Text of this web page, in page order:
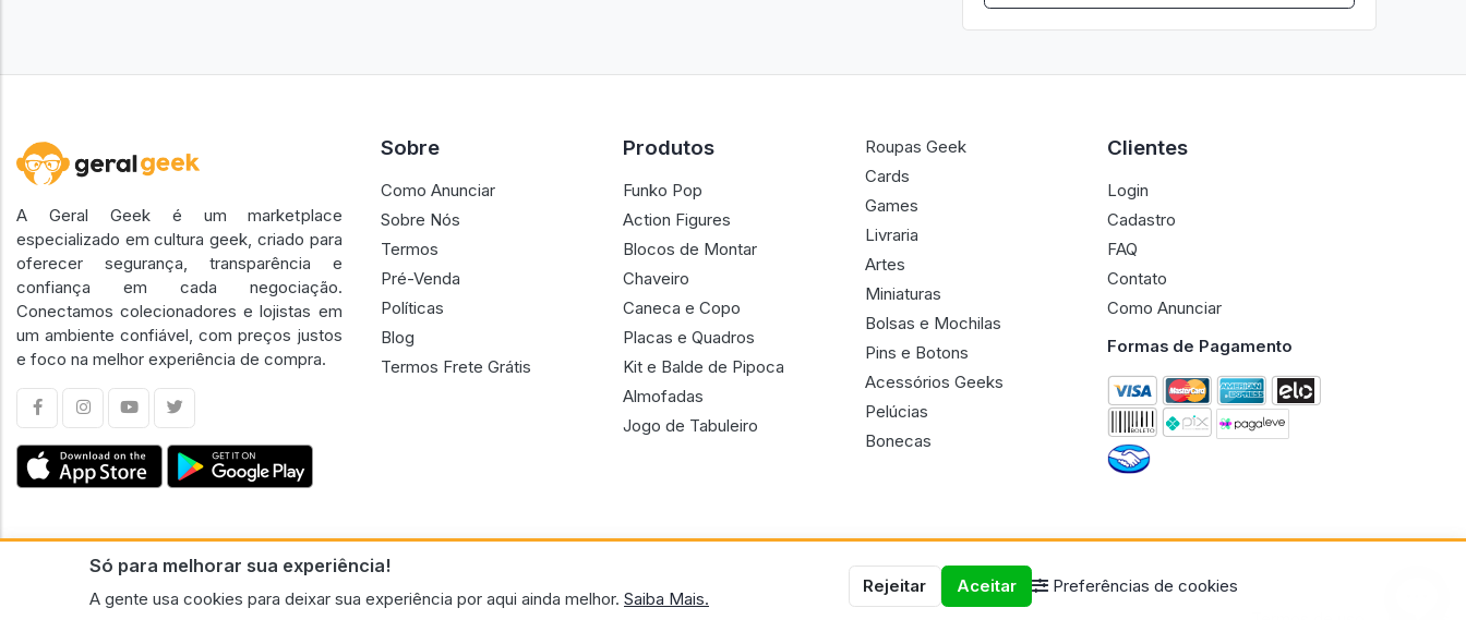
Só para melhorar sua experiência!
A gente usa cookies para deixar sua experiência por aqui ainda melhor. Saiba Mais.
Rejeitar Aceitar Preferências de cookies
A Geral Geek é um marketplace
especializado em cultura geek, criado para
oferecer segurança, transparência e
confiança em cada negociação.
Conectamos colecionadores e lojistas em
um ambiente confiável, com preços justos
e foco na melhor experiência de compra.
Sobre
Como Anunciar
Sobre Nós
Termos
Pré-Venda
Políticas
Blog
Termos Frete Grátis
Produtos
Funko Pop
Action Figures
Blocos de Montar
Chaveiro
Caneca e Copo
Placas e Quadros
Kit e Balde de Pipoca
Almofadas
Jogo de Tabuleiro
Roupas Geek
Cards
Games
Livraria
Artes
Miniaturas
Bolsas e Mochilas
Pins e Botons
Acessórios Geeks
Pelúcias
Bonecas
Clientes
Login
Cadastro
FAQ
Contato
Como Anunciar
Formas de Pagamento
CNPJ n.º 30.220.458/0001-17 - GERAL GEEK PORTAL ELETRONICO LTDA.